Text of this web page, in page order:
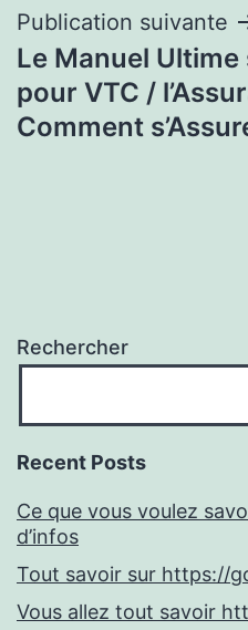
Publication suivante
Le Manuel Ultime
pour VTC /
Comment
Rechercher
Recent Posts
Ce que vous voulez
d’infos
Tout savoir sur https://
Vous allez tout savoir